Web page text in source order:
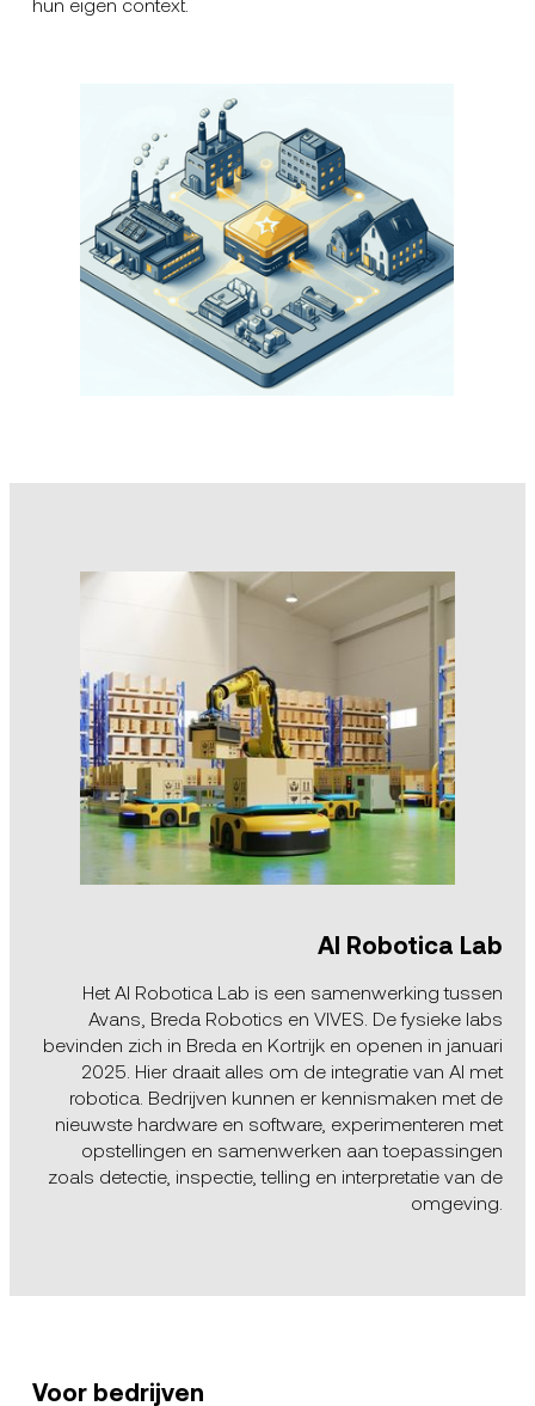
AI Robotica Lab
Het AI Robotica Lab is een samenwerking tussen
Avans, Breda Robotics en VIVES. De fysieke labs
bevinden zich in Breda en Kortrijk en openen in januari
2025. Hier draait alles om de integratie van AI met
robotica. Bedrijven kunnen er kennismaken met de
nieuwste hardware en software, experimenteren met
opstellingen en samenwerken aan toepassingen
zoals detectie, inspectie, telling en interpretatie van de
omgeving.
Voor bedrijven